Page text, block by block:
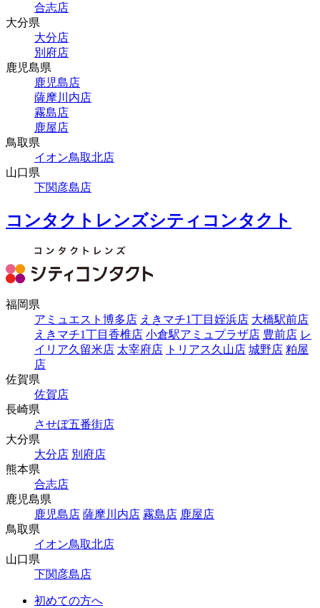
合志店
大分県
大分店
別府店
鹿児島県
鹿児島店
薩摩川内店
霧島店
鹿屋店
鳥取県
イオン鳥取北店
山口県
下関彦島店
コンタクトレンズシティコンタクト
福岡県
アミュエスト博多店 えきマチ1丁目姪浜店 大橋駅前店
えきマチ1丁目香椎店 小倉駅アミュプラザ店 豊前店 レ
イリア久留米店 太宰府店 トリアス久山店 城野店 粕屋
店
佐賀県
佐賀店
長崎県
させぼ五番街店
大分県
大分店 別府店
熊本県
合志店
鹿児島県
鹿児島店 薩摩川内店 霧島店 鹿屋店
鳥取県
イオン鳥取北店
山口県
下関彦島店
初めての方へ